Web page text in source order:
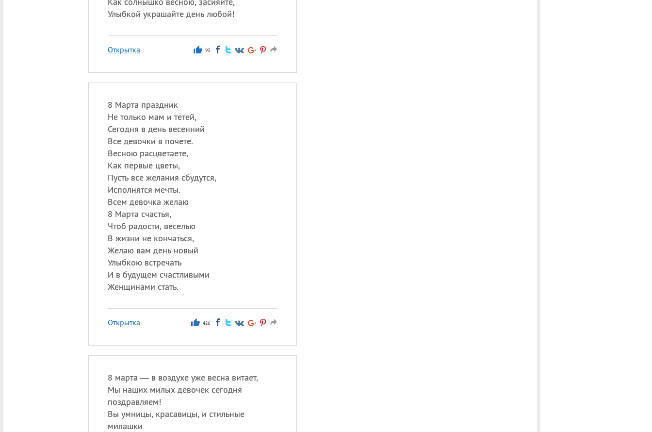
Улыбкой украшайте день любой!
Открытка 93
8 Марта праздник
Не только мам и тетей,
Сегодня в день весенний
Все девочки в почете.
Весною расцветаете,
Как первые цветы,
Пусть все желания сбудутся,
Исполнятся мечты.
Всем девочка желаю
8 Марта счастья,
Чтоб радости, веселью
В жизни не кончаться,
Желаю вам день новый
Улыбкою встречать
И в будущем счастливыми
Женщинами стать.
Открытка 426
8 марта — в воздухе уже весна витает,
Мы наших милых девочек сегодня
поздравляем!
Вы умницы, красавицы, и стильные
милашки